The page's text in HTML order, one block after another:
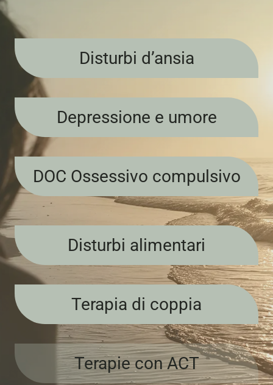
Disturbi d’ansia
Depressione e umore
DOC Ossessivo compulsivo
Disturbi alimentari
Terapia di coppia
Terapie con ACT